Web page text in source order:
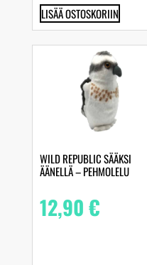
LISÄÄ OSTOSKORIIN
WILD REPUBLIC SÄÄKSI
ÄÄNELLÄ – PEHMOLELU
12,90€